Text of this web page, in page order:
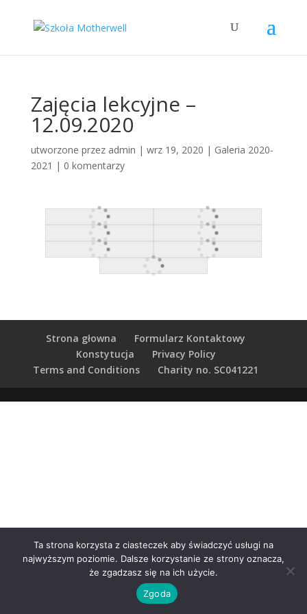
Zajęcia lekcyjne –
12.09.2020
utworzone przez admin | wrz 19, 2020 | Galeria 2020-
2021 | 0 komentarzy
Strona głowna
Formularz Kontaktowy
Konstytucja
Privacy Policy
Terms and Conditions
Charity no. SC041221
Ta strona korzysta z ciasteczek aby świadczyć usługi na
najwyższym poziomie. Dalsze korzystanie ze strony oznacza,
że zgadzasz się na ich użycie.
Zgoda